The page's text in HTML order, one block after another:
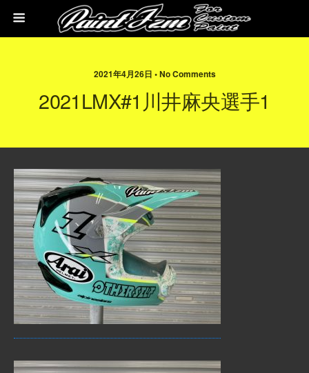
2021年4月26日 • No Comments
2021LMX#1川井麻央選手1